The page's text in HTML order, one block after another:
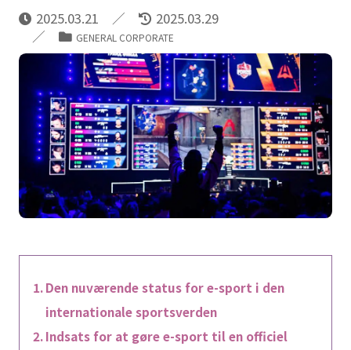
2025.03.21 2025.03.29
GENERAL CORPORATE
Den nuværende status for e-sport i den
internationale sportsverden
Indsats for at gøre e-sport til en officiel